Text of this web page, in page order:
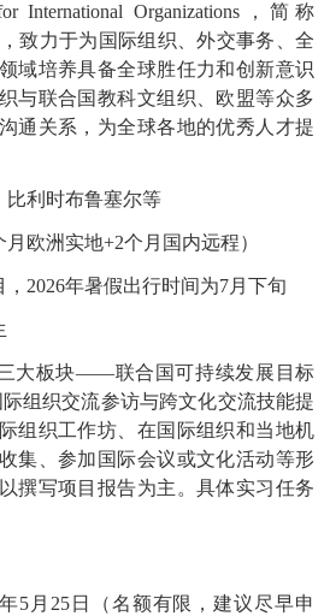
International Organizations，简称
致力于为国际组织、外交事务、全
域培养具备全球胜任力和创新意识
与联合国教科文组织、欧盟等众多
通关系，为全球各地的优秀人才提
比利时布鲁塞尔等
欧洲实地+2个月国内远程）
2026年暑假出行时间为7月下旬
大板块——联合国可持续发展目标
际组织交流参访与跨文化交流技能提
组织工作坊、在国际组织和当地机
集、参加国际会议或文化活动等形
撰写项目报告为主。具体实习任务
5月25日（名额有限，建议尽早申